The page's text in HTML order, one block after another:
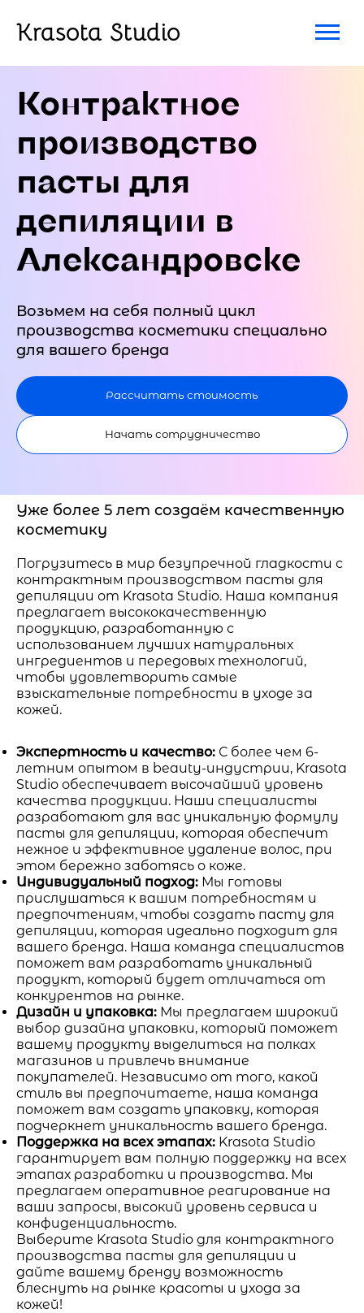
Krasota Studio
Контрактное
производство
пасты для
депиляции в
Александровске
Возьмем на себя полный цикл
производства косметики специально
для вашего бренда
Рассчитать стоимость
Начать сотрудничество
Уже более 5 лет создаём качественную
косметику
Погрузитесь в мир безупречной гладкости с
контрактным производством пасты для
депиляции от Krasota Studio. Наша компания
предлагает высококачественную
продукцию, разработанную с
использованием лучших натуральных
ингредиентов и передовых технологий,
чтобы удовлетворить самые
взыскательные потребности в уходе за
кожей.
Экспертность и качество: С более чем 6-
летним опытом в beauty-индустрии, Krasota
Studio обеспечивает высочайший уровень
качества продукции. Наши специалисты
разработают для вас уникальную формулу
пасты для депиляции, которая обеспечит
нежное и эффективное удаление волос, при
этом бережно заботясь о коже.
Индивидуальный подход: Мы готовы
прислушаться к вашим потребностям и
предпочтениям, чтобы создать пасту для
депиляции, которая идеально подходит для
вашего бренда. Наша команда специалистов
поможет вам разработать уникальный
продукт, который будет отличаться от
конкурентов на рынке.
Дизайн и упаковка: Мы предлагаем широкий
выбор дизайна упаковки, который поможет
вашему продукту выделиться на полках
магазинов и привлечь внимание
покупателей. Независимо от того, какой
стиль вы предпочитаете, наша команда
поможет вам создать упаковку, которая
подчеркнет уникальность вашего бренда.
Поддержка на всех этапах: Krasota Studio
гарантирует вам полную поддержку на всех
этапах разработки и производства. Мы
предлагаем оперативное реагирование на
ваши запросы, высокий уровень сервиса и
конфиденциальность.
Выберите Krasota Studio для контрактного
производства пасты для депиляции и
дайте вашему бренду возможность
блеснуть на рынке красоты и ухода за
кожей!